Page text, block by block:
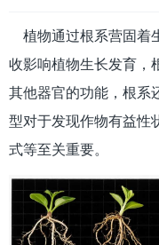
植物通过根系营固着
收影响植物生长发育，
其他器官的功能，根系
型对于发现作物有益性
式等至关重要。